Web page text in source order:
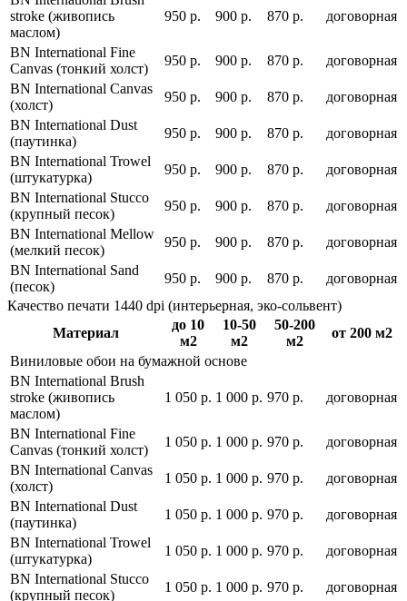
stroke (живопись
маслом)
950 р. 900 р. 870 р. договорная
BN International Fine
Canvas (тонкий холст)
950 р. 900 р. 870 р.
договорная
BN International Canvas
(холст)
950 р. 900 р. 870 р.
договорная
BN International Dust
(паутинка)
950 р. 900 р. 870 р.
договорная
BN International Trowel
(штукатурка)
950 р. 900 р. 870 р.
договорная
BN International Stucco
(крупный песок)
950 р. 900 р. 870 р.
договорная
BN International Mellow
(мелкий песок)
950 р. 900 р. 870 р.
договорная
BN International Sand
(песок)
950 р. 900 р. 870 р.
договорная
Качество печати 1440 dpi (интерьерная, эко-сольвент)
Материал
до 10
м2
10-50
м2
50-200
м2
от 200 м2
Виниловые обои на бумажной основе
BN International Brush
stroke (живопись
маслом)
1 050 р. 1 000 р. 970 р. договорная
BN International Fine
Canvas (тонкий холст)
1 050 р. 1 000 р. 970 р.
договорная
BN International Canvas
(холст)
1 050 р. 1 000 р. 970 р.
договорная
BN International Dust
(паутинка)
1 050 р. 1 000 р. 970 р.
договорная
BN International Trowel
(штукатурка)
1 050 р. 1 000 р. 970 р.
договорная
BN International Stucco
(крупный песок)
1 050 р. 1 000 р. 970 р.
договорная